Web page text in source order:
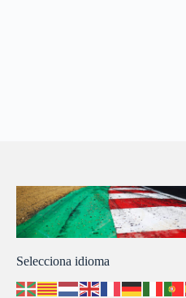
Selecciona idioma